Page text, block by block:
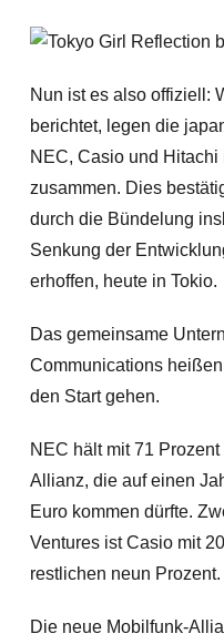
Nun ist es also offiziell:
berichtet, legen die
NEC, Casio und
zusammen. Dies
durch die Bündelung
Senkung der
erhoffen, heute in Tokio.
Das gemeinsame
Communications
den Start gehen.
NEC hält mit 71
Allianz, die auf einen
Euro kommen dürfte.
Ventures ist Casio mit
restlichen neun Prozent.
Die neue Mobilfunk-